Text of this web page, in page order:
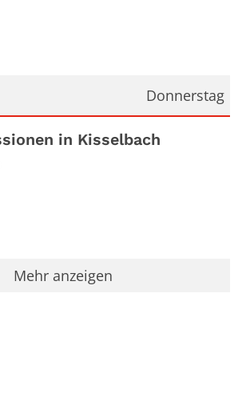
Donnerstag
2026
in Kisselbach
Mehr anzeigen